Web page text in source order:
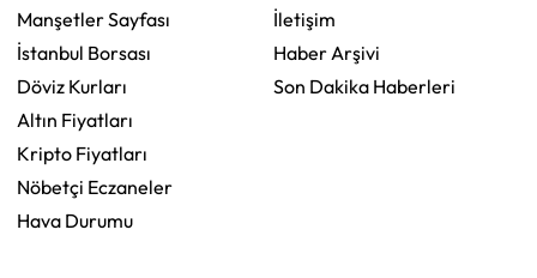
Manşetler Sayfası
İstanbul Borsası
Döviz Kurları
Altın Fiyatları
Kripto Fiyatları
Nöbetçi Eczaneler
Hava Durumu
İletişim
Haber Arşivi
Son Dakika Haberleri